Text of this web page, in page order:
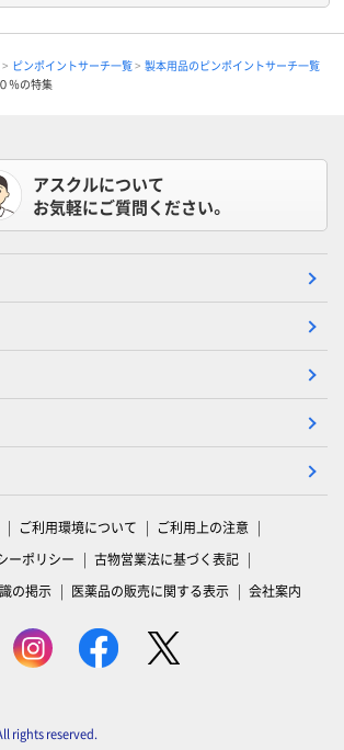
ピンポイントサーチ一覧
製本用品のピンポイントサーチ一覧
％の特集
アスクルについて
お気軽にご質問ください。
ご利用環境について
ご利用上の注意
ーポリシー
古物営業法に基づく表記
の掲示
医薬品の販売に関する表示 会社案内
rights reserved.